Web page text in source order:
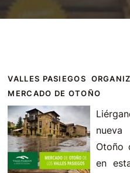
VALLES PASIEGOS
MERCADO DE OTOÑO
Otoño
en